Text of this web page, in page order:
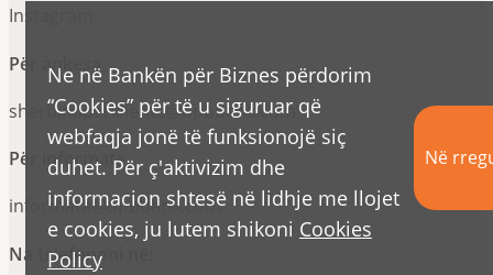
Instagram
Për ankesa
sherbimiperkliente@bpbbank.com
Për informata
informata@bpbbank.com
Na telefononi në:
Ne në Bankën për Biznes përdorim
“Cookies” për të u siguruar që
webfaqja jonë të funksionojë siç
duhet. Për ç'aktivizim dhe
informacion shtesë në lidhje me llojet
e cookies, ju lutem shikoni Cookies
Policy
Në